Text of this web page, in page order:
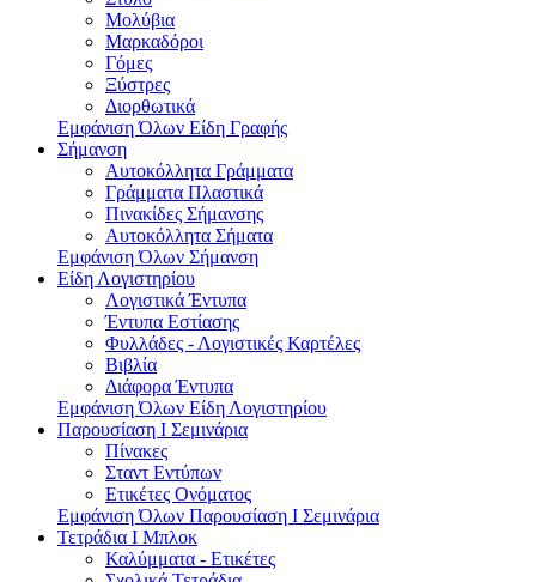
Μολύβια
Μαρκαδόροι
Γόμες
Ξύστρες
Διορθωτικά
Εμφάνιση Όλων Είδη Γραφής
Σήμανση
Αυτοκόλλητα Γράμματα
Γράμματα Πλαστικά
Πινακίδες Σήμανσης
Αυτοκόλλητα Σήματα
Εμφάνιση Όλων Σήμανση
Είδη Λογιστηρίου
Λογιστικά Έντυπα
Έντυπα Εστίασης
Φυλλάδες - Λογιστικές Καρτέλες
Βιβλία
Διάφορα Έντυπα
Εμφάνιση Όλων Είδη Λογιστηρίου
Παρουσίαση I Σεμινάρια
Πίνακες
Σταντ Εντύπων
Ετικέτες Ονόματος
Εμφάνιση Όλων Παρουσίαση I Σεμινάρια
Τετράδια I Μπλοκ
Καλύμματα - Ετικέτες